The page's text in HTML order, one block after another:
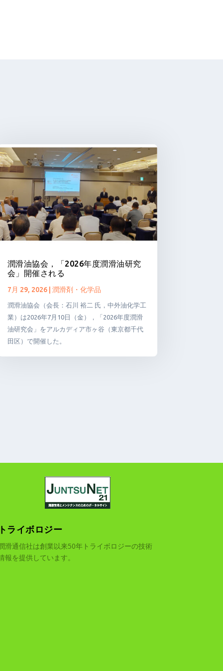
潤滑油協会，「2026年度潤滑油研究
会」開催される
7月 29, 2026| 潤滑剤・化学品
潤滑油協会（会長：石川 裕二 氏，中外油化学工
業）は2026年7月10日（金），「2026年度潤滑
油研究会」をアルカディア市ヶ谷（東京都千代
田区）で開催した。
ライボロジー
滑通信社は創業以来50年トライボロジーの技術
報を提供しています。